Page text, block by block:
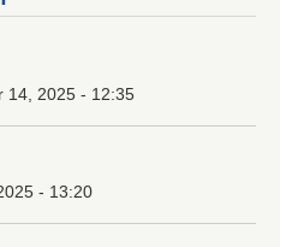
14, 2025 - 12:35
- 13:20